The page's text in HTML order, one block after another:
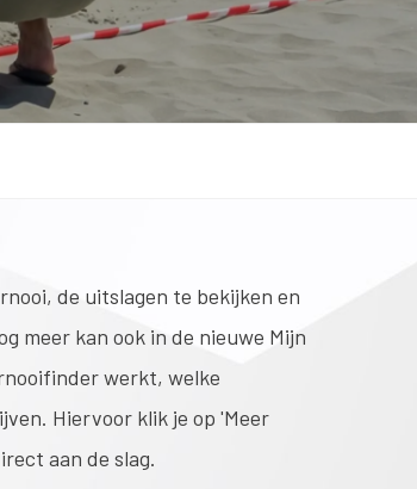
de uitslagen te bekijken en
meer kan ook in de nieuwe Mijn
werkt, welke
Hiervoor klik je op 'Meer
aan de slag.